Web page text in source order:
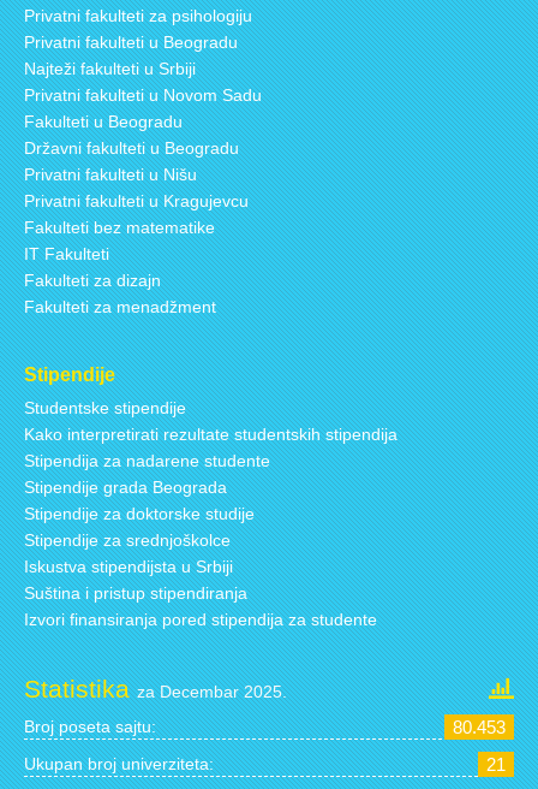
Privatni fakulteti za psihologiju
Privatni fakulteti u Beogradu
Najteži fakulteti u Srbiji
Privatni fakulteti u Novom Sadu
Fakulteti u Beogradu
Državni fakulteti u Beogradu
Privatni fakulteti u Nišu
Privatni fakulteti u Kragujevcu
Fakulteti bez matematike
IT Fakulteti
Fakulteti za dizajn
Fakulteti za menadžment
Stipendije
Studentske stipendije
Kako interpretirati rezultate studentskih stipendija
Stipendija za nadarene studente
Stipendije grada Beograda
Stipendije za doktorske studije
Stipendije za srednjoškolce
Iskustva stipendijsta u Srbiji
Suština i pristup stipendiranja
Izvori finansiranja pored stipendija za studente
Statistikaza Decembar 2025.
Broj poseta sajtu: 80.453
Ukupan broj univerziteta: 21